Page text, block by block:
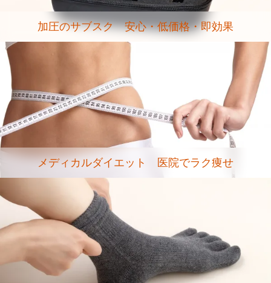
加圧のサブスク 安心・低価格・即効果
メディカルダイエット 医院でラク痩せ